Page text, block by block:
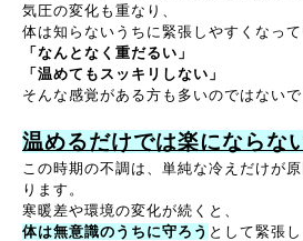
気圧の変化も重なり、
体は知らないうちに緊張しやすくなって
「なんとなく重だるい」
「温めてもスッキリしない」
そんな感覚がある方も多いのではないで
温めるだけでは楽にならな
この時期の不調は、単純な冷えだけが
ります。
寒暖差や環境の変化が続くと、
体は無意識のうちに守ろう として緊張し